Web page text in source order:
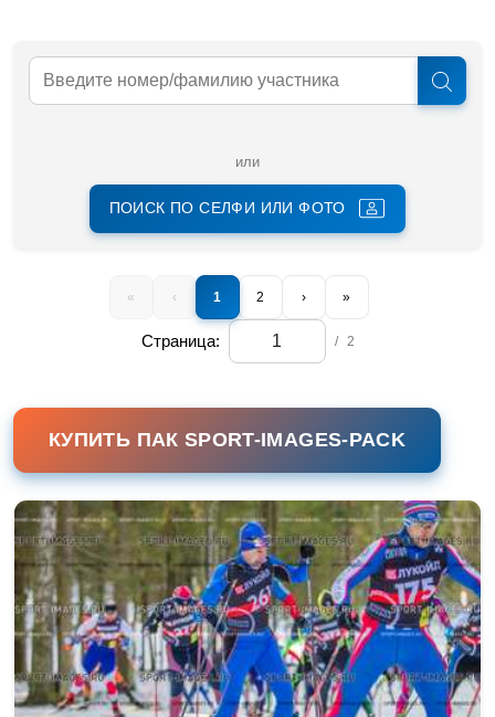
или
ПОИСК ПО СЕЛФИ ИЛИ ФОТО
« ‹ 1 2 › »
Страница: / 2
КУПИТЬ ПАК SPORT-IMAGES-PACK